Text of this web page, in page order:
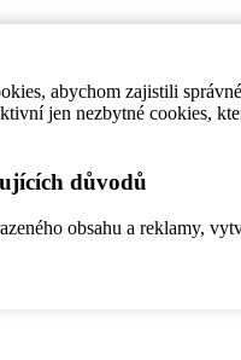
abychom zajistili
jen nezbytné cookies,
důvodů
obsahu a reklamy,